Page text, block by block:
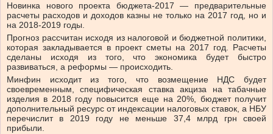
Новинка нового проекта бюджета-2017 — предварительные
расчеты расходов и доходов казны не только на 2017 год, но и
на 2018-2019 годы.
Прогноз рассчитан исходя из налоговой и бюджетной политики,
которая закладывается в проект сметы на 2017 год. Расчеты
сделаны исходя из того, что экономика будет быстро
развиваться, а реформы — происходить.
Минфин исходит из того, что возмещение НДС будет
своевременным, специфическая ставка акциза на табачные
изделия в 2018 году повысится еще на 20%, бюджет получит
дополнительный ресурс от индексации налоговых ставок, а НБУ
перечислит в 2019 году не меньше 37,4 млрд грн своей
прибыли.